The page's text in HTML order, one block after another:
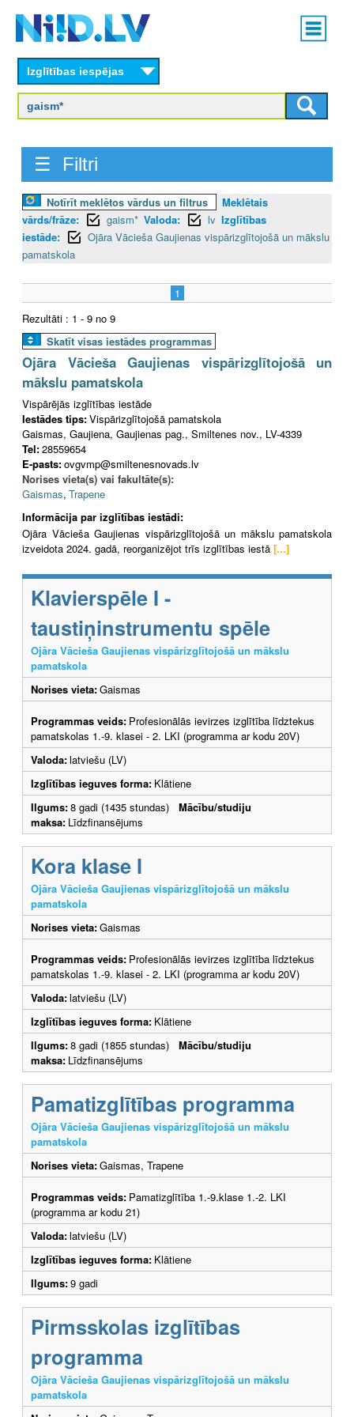
content
Main
menu
Izglītības iespējas
☰ Filtri
Notīrīt meklētos vārdus un filtrus
Meklētais
vārds/frāze:
gaism* Valoda: lv Izglītības
iestāde:
Ojāra Vācieša Gaujienas vispārizglītojošā un mākslu
pamatskola
1
Rezultāti : 1 - 9 no 9
Skatīt visas iestādes programmas
Ojāra Vācieša Gaujienas vispārizglītojošā un
mākslu pamatskola
Vispārējās izglītības iestāde
Iestādes tips:Vispārizglītojošā pamatskola
Gaismas, Gaujiena, Gaujienas pag., Smiltenes nov., LV-4339
Tel:28559654
E-pasts:ovgvmp@smiltenesnovads.lv
Norises vieta(s) vai fakultāte(s):
Gaismas, Trapene
Informācija par izglītības iestādi:
Ojāra Vācieša Gaujienas vispārizglītojošā un mākslu pamatskola
izveidota 2024. gadā, reorganizējot trīs izglītības iestā [...]
Klavierspēle I -
taustiņinstrumentu spēle
Ojāra Vācieša Gaujienas vispārizglītojošā un mākslu
pamatskola
Norises vieta:Gaismas
Programmas veids: Profesionālās ievirzes izglītība līdztekus
pamatskolas 1.-9. klasei - 2. LKI (programma ar kodu 20V)
Valoda:latviešu (LV)
Izglītības ieguves forma: Klātiene
Ilgums:8 gadi (1435 stundas) Mācību/studiju
maksa: Līdzfinansējums
Kora klase I
Ojāra Vācieša Gaujienas vispārizglītojošā un mākslu
pamatskola
Norises vieta:Gaismas
Programmas veids: Profesionālās ievirzes izglītība līdztekus
pamatskolas 1.-9. klasei - 2. LKI (programma ar kodu 20V)
Valoda:latviešu (LV)
Izglītības ieguves forma: Klātiene
Ilgums:8 gadi (1855 stundas) Mācību/studiju
maksa: Līdzfinansējums
Pamatizglītības programma
Ojāra Vācieša Gaujienas vispārizglītojošā un mākslu
pamatskola
Norises vieta:Gaismas, Trapene
Programmas veids: Pamatizglītība 1.-9.klase 1.-2. LKI
(programma ar kodu 21)
Valoda:latviešu (LV)
Izglītības ieguves forma: Klātiene
Ilgums:9 gadi
Pirmsskolas izglītības
programma
Ojāra Vācieša Gaujienas vispārizglītojošā un mākslu
pamatskola